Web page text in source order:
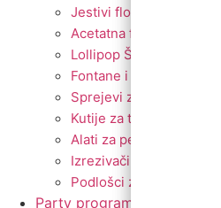
Jestivi flomasteri
Acetatna folija
Lollipop Štapići
Fontane i prskalice
Sprejevi za slastice
Kutije za torte
Alati za pečenje
Izrezivači i nastavci
Podlošci za torte i kolače
Party program